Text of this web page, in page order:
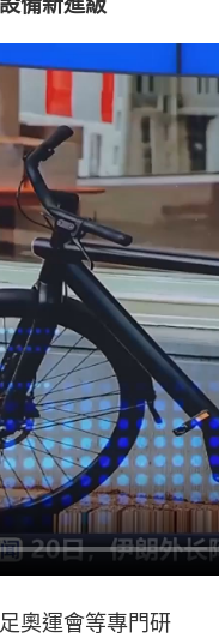
奧運會等專門研